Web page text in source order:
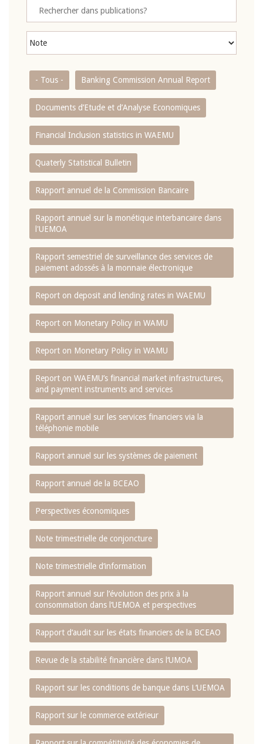
- Tous - Banking Commission Annual Report
Documents d’Etude et d’Analyse Economiques
Financial Inclusion statistics in WAEMU
Quaterly Statistical Bulletin
Rapport annuel de la Commission Bancaire
Rapport annuel sur la monétique interbancaire dans
l'UEMOA
Rapport semestriel de surveillance des services de
paiement adossés à la monnaie électronique
Report on deposit and lending rates in WAEMU
Report on Monetary Policy in WAMU
Report on Monetary Policy in WAMU
Report on WAEMU’s financial market infrastructures,
and payment instruments and services
Rapport annuel sur les services financiers via la
téléphonie mobile
Rapport annuel sur les systèmes de paiement
Rapport annuel de la BCEAO
Perspectives économiques
Note trimestrielle de conjoncture
Note trimestrielle d‘information
Rapport annuel sur l‘évolution des prix à la
consommation dans l‘UEMOA et perspectives
Rapport d‘audit sur les états financiers de la BCEAO
Revue de la stabilité financière dans l‘UMOA
Rapport sur les conditions de banque dans L‘UEMOA
Rapport sur le commerce extérieur